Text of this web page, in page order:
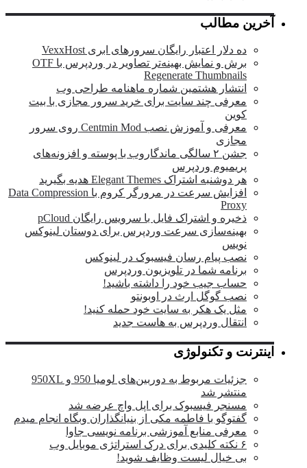
آخرین مطالب
ده دلار اعتبار رایگان سرورهای ابری VexxHost
برش و نمایش بهینه‌تر تصاویر در وردپرس با OTF
Regenerate Thumbnails
انتشار هشتمین شماره ماهنامه طراحی وب
معرفی چند سایت برای خرید سرور مجازی با بیت
کوین
معرفی و آموزش نصب Centmin Mod روی سرور
مجازی
جشن ۲ سالگی ماندگار‌وب با پوسته و افزونه‌های
پریمیوم وردپرس
هر دوشنبه اشتراک Elegant Themes هدیه بگیرید
افزایش سرعت در مرورگر کروم با Data Compression
Proxy
ذخیره و اشتراک فایل با سرویس رایگان pCloud
بهینه‌سازی سرعت وردپرس برای دوستان لینوکس
نویس
نصب پیام رسان فیسبوک در لینوکس
برنامه شما در تلویزیون وردپرس
حساب جیب خود را داشته باشید!
نصب گوگل ارث در اوبونتو
مثل یک هکر به سایت خود حمله کنید!
انتقال وردپرس به هاست جدید
اینترنت و تکنولوژی
جزئیات مربوط به دوربین‌های لومیا 950 و 950XL
منتشر شد
مسنجر فیسبوک برای اپل واچ عرضه شد
گفتوگو با فاطمه مکی از بنیانگذاران وبگاه انجام میدم
معرفی منابع آموزشی برنامه نویسی جاوا
۶ نکته کلیدی برای درک استراتژی موبایل وب
بی خیال لیست وظایف شوید!